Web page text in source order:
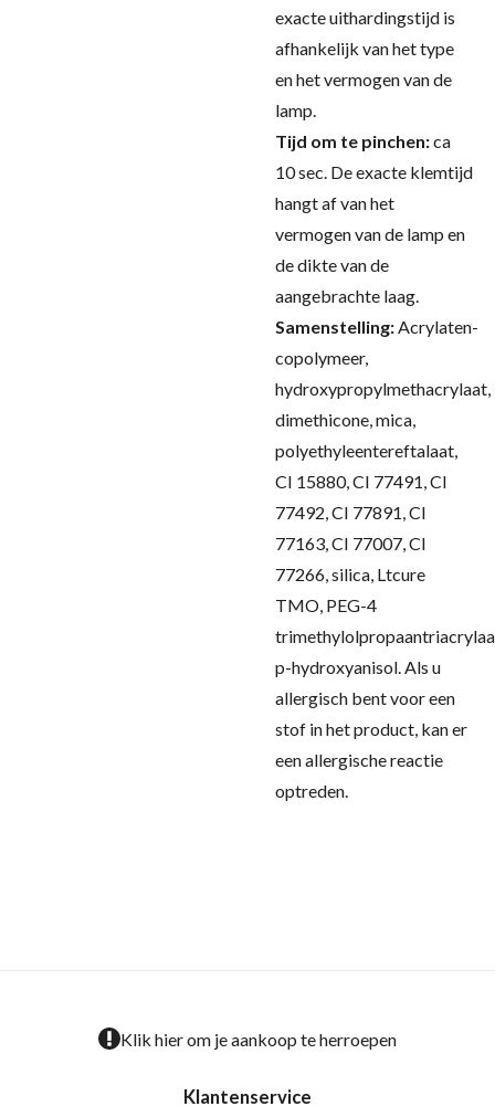
exacte uithardingstijd is
afhankelijk van het type
en het vermogen van de
lamp.
Tijd om te pinchen:ca
10 sec. De exacte klemtijd
hangt af van het
vermogen van de lamp en
de dikte van de
aangebrachte laag.
Samenstelling:Acrylaten-
copolymeer,
hydroxypropylmethacrylaat,
dimethicone, mica,
polyethyleentereftalaat,
CI 15880, CI 77491, CI
77492, CI 77891, CI
77163, CI 77007, CI
77266, silica, Ltcure
TMO, PEG-4
p-hydroxyanisol.Als u
allergisch bent voor een
stof in het product, kan er
een allergische reactie
optreden.
Klik hier om je aankoop te herroepen
Klantenservice